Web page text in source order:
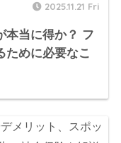
2025.11.21 Fri
本当に得か？ フ
ために必要なこ